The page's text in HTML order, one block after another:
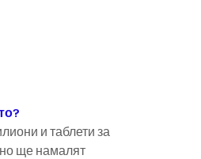
и таблети за
ще намалят